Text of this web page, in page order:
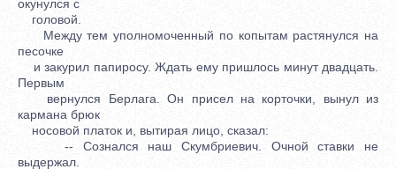
окунулся с
головой.
Между тем уполномоченный по копытам растянулся на
песочке
и закурил папиросу. Ждать ему пришлось минут двадцать.
Первым
вернулся Берлага. Он присел на корточки, вынул из
кармана брюк
носовой платок и, вытирая лицо, сказал:
-- Сознался наш Скумбриевич. Очной ставки не
выдержал.